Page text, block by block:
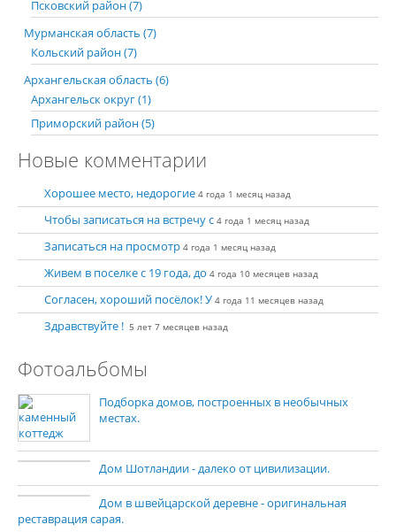
Псковский район (7)
Мурманская область (7)
Кольский район (7)
Архангельская область (6)
Архангельск округ (1)
Приморский район (5)
Новые комментарии
Хорошее место, недорогие 4 года 1 месяц назад
Чтобы записаться на встречу с 4 года 1 месяц назад
Записаться на просмотр 4 года 1 месяц назад
Живем в поселке с 19 года, до 4 года 10 месяцев назад
Согласен, хороший посёлок! У 4 года 11 месяцев назад
Здравствуйте ! 5 лет 7 месяцев назад
Фотоальбомы
Подборка домов, построенных в необычных
местах.
Дом Шотландии - далеко от цивилизации.
Дом в швейцарской деревне - оригинальная
реставрация сарая.